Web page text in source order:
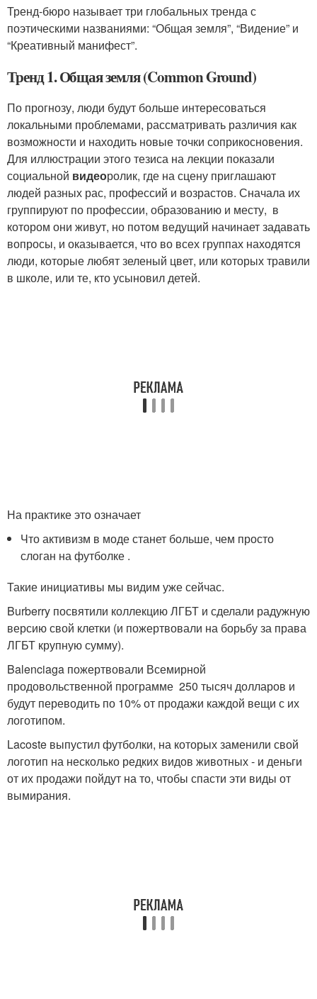
Тренд-бюро называет три глобальных тренда с
поэтическими названиями: “Общая земля”, “Видение” и
“Креативный манифест”.
Тренд 1. Общая земля (Common Ground)
По прогнозу, люди будут больше интересоваться
локальными проблемами, рассматривать различия как
возможности и находить новые точки соприкосновения.
Для иллюстрации этого тезиса на лекции показали
социальной видеоролик, где на сцену приглашают
людей разных рас, профессий и возрастов. Сначала их
группируют по профессии, образованию и месту, в
котором они живут, но потом ведущий начинает задавать
вопросы, и оказывается, что во всех группах находятся
люди, которые любят зеленый цвет, или которых травили
в школе, или те, кто усыновил детей.
На практике это означает
Что активизм в моде станет больше, чем просто
слоган на футболке .
Такие инициативы мы видим уже сейчас.
Burberry посвятили коллекцию ЛГБТ и сделали радужную
версию свой клетки (и пожертвовали на борьбу за права
ЛГБТ крупную сумму).
Balenciaga пожертвовали Всемирной
продовольственной программе 250 тысяч долларов и
будут переводить по 10% от продажи каждой вещи с их
логотипом.
Lacoste выпустил футболки, на которых заменили свой
логотип на несколько редких видов животных - и деньги
от их продажи пойдут на то, чтобы спасти эти виды от
вымирания.